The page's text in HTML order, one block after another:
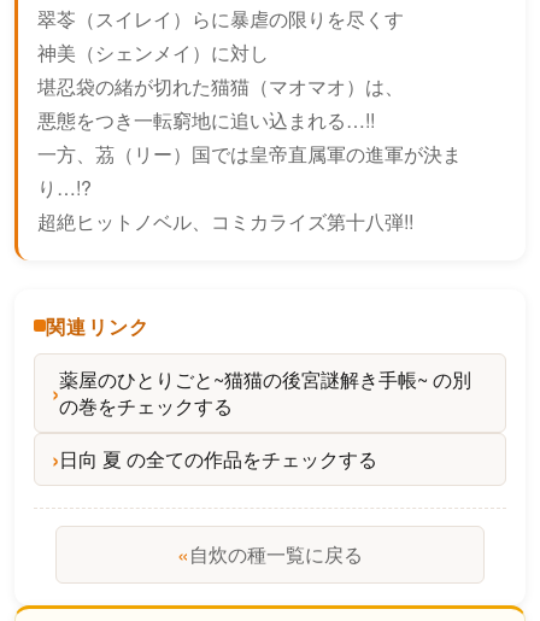
翠苓（スイレイ）らに暴虐の限りを尽くす
神美（シェンメイ）に対し
堪忍袋の緒が切れた猫猫（マオマオ）は、
悪態をつき一転窮地に追い込まれる…!!
一方、茘（リー）国では皇帝直属軍の進軍が決ま
り…!?
超絶ヒットノベル、コミカライズ第十八弾!!
関連リンク
薬屋のひとりごと~猫猫の後宮謎解き手帳~ の別
の巻をチェックする
日向 夏 の全ての作品をチェックする
«自炊の種一覧に戻る